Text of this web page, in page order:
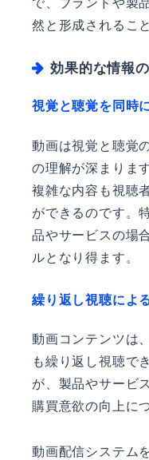
然と形成されるこ
効果的な情報
視覚と聴覚を同時
動画は視覚と聴覚
の理解が深まりま
複雑な内容も視聴
ができるのです。
品やサービスの場
ルとなり得ます。
繰り返し視聴によ
動画コンテンツは
も繰り返し視聴で
が、製品やサービ
購買意欲の向上に
動画配信システム